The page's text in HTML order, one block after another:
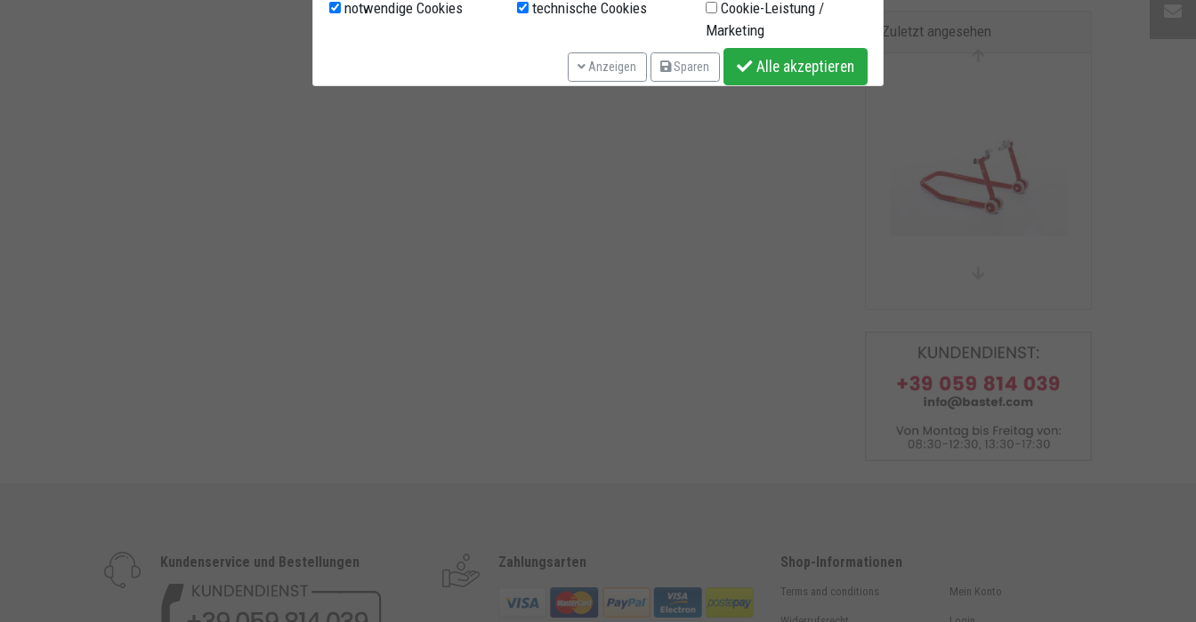
Zuletzt angesehen
Kundenservice und Bestellungen Zahlungsarten Shop-Informationen
Terms and conditions Mein Konto
notwendige Cookies
technische Cookies
Cookie-Leistung /
Marketing
Anzeigen Sparen Alle akzeptieren